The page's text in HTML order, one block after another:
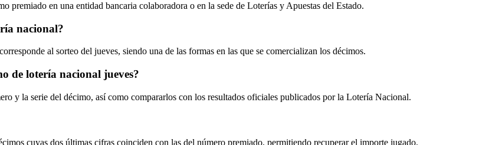
premiado en una entidad bancaria colaboradora o en la sede de Loterías y Apuestas del Estado.
nacional?
al sorteo del jueves, siendo una de las formas en las que se comercializan los décimos.
de lotería nacional jueves?
y la serie del décimo, así como compararlos con los resultados oficiales publicados por la Lotería Nacional.
cuyas dos últimas cifras coinciden con las del número premiado, permitiendo recuperar el importe jugado.